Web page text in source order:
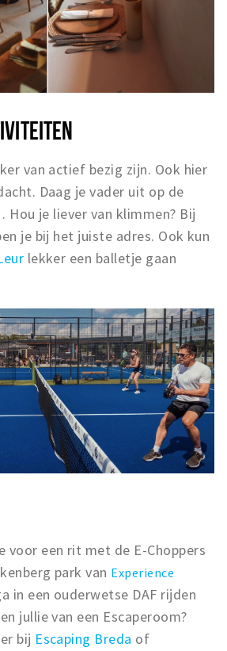
van actief bezig zijn. Ook hier
Daag je vader uit op de
. Hou je liever van klimmen? Bij
je bij het juiste adres. Ook kun
lekker een balletje gaan
voor een rit met de E-Choppers
park van Experience
in een ouderwetse DAF rijden
jullie van een Escaperoom?
bij Escaping Breda of